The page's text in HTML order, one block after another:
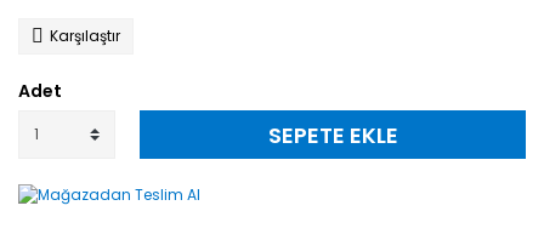
Karşılaştır
Adet
SEPETE EKLE